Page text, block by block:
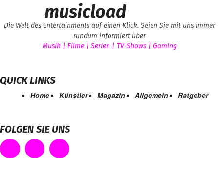
musicload
Die Welt des Entertainments auf einen Klick. Seien Sie mit uns immer
rundum informiert über
Musik | Filme | Serien | TV-Shows | Gaming
QUICK LINKS
Home Künstler Magazin Allgemein Ratgeber
FOLGEN SIE UNS